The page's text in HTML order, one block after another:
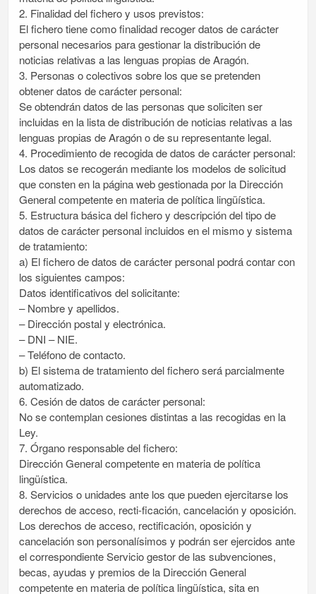
2. Finalidad del fichero y usos previstos:
El fichero tiene como finalidad recoger datos de carácter
personal necesarios para gestionar la distribución de
noticias relativas a las lenguas propias de Aragón.
3. Personas o colectivos sobre los que se pretenden
obtener datos de carácter personal:
Se obtendrán datos de las personas que soliciten ser
incluidas en la lista de distribución de noticias relativas a las
lenguas propias de Aragón o de su representante legal.
4. Procedimiento de recogida de datos de carácter personal:
Los datos se recogerán mediante los modelos de solicitud
que consten en la página web gestionada por la Dirección
General competente en materia de política lingüística.
5. Estructura básica del fichero y descripción del tipo de
datos de carácter personal incluidos en el mismo y sistema
de tratamiento:
a) El fichero de datos de carácter personal podrá contar con
los siguientes campos:
Datos identificativos del solicitante:
– Nombre y apellidos.
– Dirección postal y electrónica.
– DNI – NIE.
– Teléfono de contacto.
b) El sistema de tratamiento del fichero será parcialmente
automatizado.
6. Cesión de datos de carácter personal:
No se contemplan cesiones distintas a las recogidas en la
Ley.
7. Órgano responsable del fichero:
Dirección General competente en materia de política
lingüística.
8. Servicios o unidades ante los que pueden ejercitarse los
derechos de acceso, recti-ficación, cancelación y oposición.
Los derechos de acceso, rectificación, oposición y
cancelación son personalísimos y podrán ser ejercidos ante
el correspondiente Servicio gestor de las subvenciones,
becas, ayudas y premios de la Dirección General
competente en materia de política lingüística, sita en